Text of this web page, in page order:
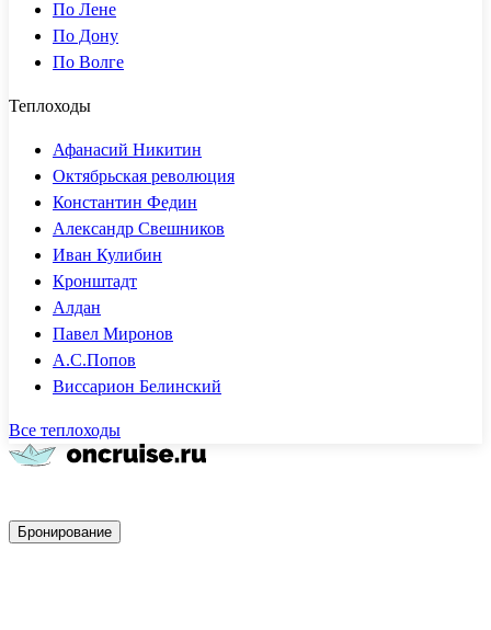
По Лене
По Дону
По Волге
Теплоходы
Афанасий Никитин
Октябрьская революция
Константин Федин
Александр Свешников
Иван Кулибин
Кронштадт
Алдан
Павел Миронов
А.С.Попов
Виссарион Белинский
Все теплоходы
Бронирование